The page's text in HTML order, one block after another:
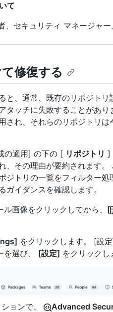
て
、セキュリティ マネージャ
修復する
と、通常、既存のリポジト
タッチに失敗することがあ
され、それらのリポジトリ
の適用] の下の [ リポジトリ ]
、その理由が要約されます
ジトリの一覧をフィルター処
ガイダンスを確認します。
画像をクリックしてから、 [
をクリックします。 [設
を選び、 [設定] をクリックし
ョンで、 Advanced